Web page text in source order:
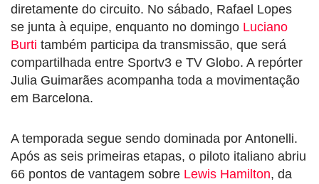
diretamente do circuito. No sábado, Rafael Lopes
se junta à equipe, enquanto no domingo Luciano
Burti também participa da transmissão, que será
compartilhada entre Sportv3 e TV Globo. A repórter
Julia Guimarães acompanha toda a movimentação
em Barcelona.
A temporada segue sendo dominada por Antonelli.
Após as seis primeiras etapas, o piloto italiano abriu
66 pontos de vantagem sobre Lewis Hamilton, da